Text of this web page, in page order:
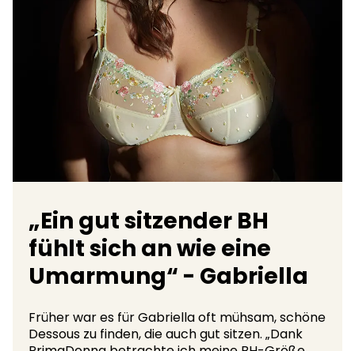
„Ein gut sitzender BH
fühlt sich an wie eine
Umarmung“ - Gabriella
Früher war es für Gabriella oft mühsam, schöne
Dessous zu finden, die auch gut sitzen. „Dank